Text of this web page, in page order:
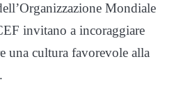
Mondiale
invitano a incoraggiare
una cultura favorevole alla